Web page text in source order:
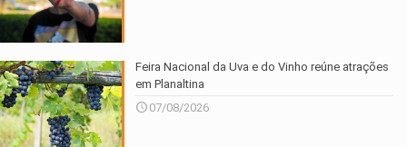
Feira Nacional da Uva e do Vinho reúne atrações
em Planaltina
07/08/2026